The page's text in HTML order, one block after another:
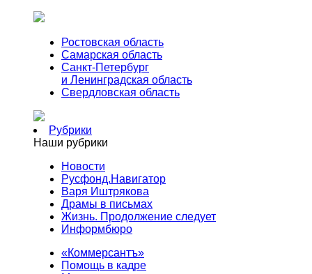
Ростовская область
Самарская область
Санкт-Петербург
и Ленинградская область
Свердловская область
Рубрики
Наши рубрики
Новости
Русфонд.Навигатор
Варя Иштрякова
Драмы в письмах
Жизнь. Продолжение следует
Информбюро
«Коммерсантъ»
Помощь в кадре